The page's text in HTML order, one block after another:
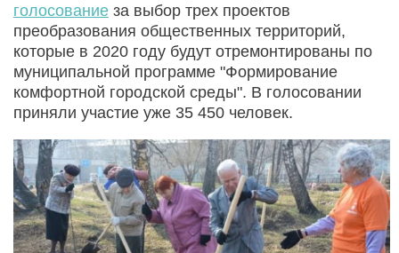
голосование за выбор трех проектов
преобразования общественных территорий,
которые в 2020 году будут отремонтированы по
муниципальной программе "Формирование
комфортной городской среды". В голосовании
приняли участие уже 35 450 человек.